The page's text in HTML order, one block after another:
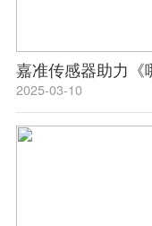
嘉准传感器助力《
2025-03-10